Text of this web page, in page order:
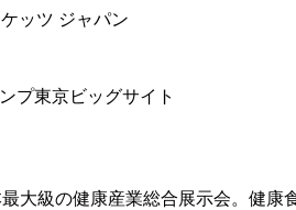
ッツ ジャパン
プ東京ビッグサイト
大級の健康産業総合展示会。健